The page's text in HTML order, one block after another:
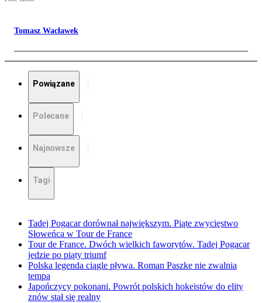
Tomasz Wacławek
Powiązane
Polecane
Najnowsze
Tagi
Tadej Pogacar dorównał największym. Piąte zwycięstwo
Słoweńca w Tour de France
Tour de France. Dwóch wielkich faworytów. Tadej Pogacar
jedzie po piąty triumf
Polska legenda ciągle pływa. Roman Paszke nie zwalnia
tempa
Japończycy pokonani. Powrót polskich hokeistów do elity
znów stał się realny